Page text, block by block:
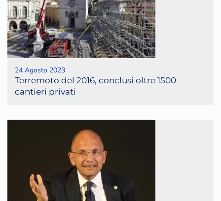
24 Agosto 2023
Terremoto del 2016, conclusi oltre 1500
cantieri privati